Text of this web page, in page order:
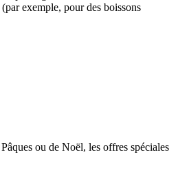
exemple, pour des boissons
ou de Noël, les offres spéciales